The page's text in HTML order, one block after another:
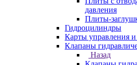
давления
Плиты-
Гидроцилиндры
Карты управления
Клапаны
Назад